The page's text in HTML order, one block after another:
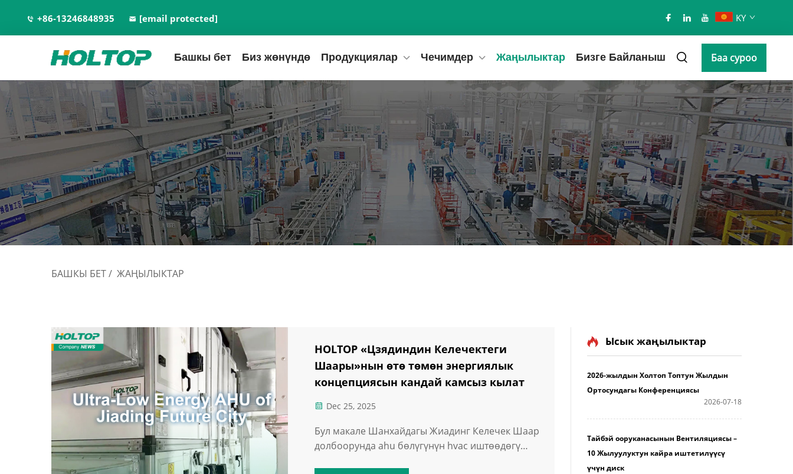
+86-13246848935 [email protected] KY
Башкы бет Биз жөнүндө Продукциялар Чечимдер Жаңылыктар Бизге Байланыш Баа суроо
БАШКЫ БЕТ/ ЖАҢЫЛЫКТАР
HOLTOP «Цзядиндин Келечектеги
Шаары»нын өтө төмөн энергиялык
концепциясын кандай камсыз кылат
Dec 25, 2025
Бул макале Шанхайдагы Жиадинг Келечек Шаар
долбоорунда ahu бөлүгүнүн hvac иштөөдөгү
Ысык жаңылыктар
2026-жылдын Холтоп Топтун Жылдын
Ортосундагы Конференциясы
2026-07-18
Тайбэй ооруканасынын Вентиляциясы –
10 Жылуулуктун кайра иштетилүүсү
үчүн диск